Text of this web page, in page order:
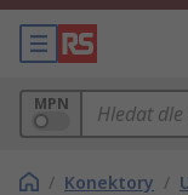
MPN
/ Konektory /